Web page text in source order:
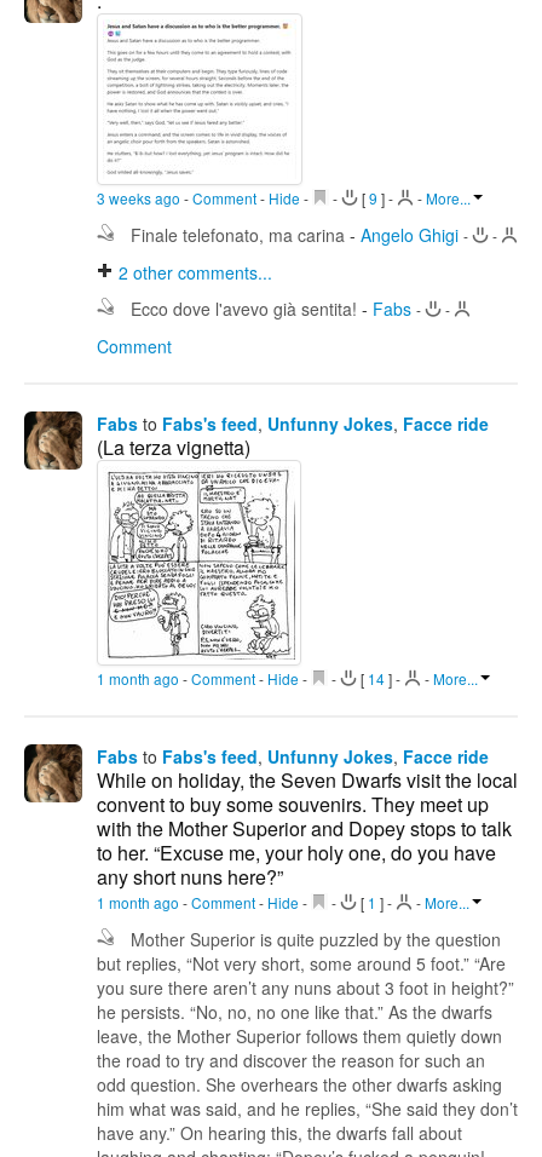
3 weeks ago -Comment- Hide - - [9 ]- -More...
Finale telefonato, ma carina - Angelo Ghigi - -
2 other comments...
Ecco dove l'avevo già sentita! - Fabs - -
Comment
Fabs to Fabs's feed, Unfunny Jokes, Facce ride
(La terza vignetta)
1 month ago -Comment- Hide - - [ 14]- -More...
Fabs to Fabs's feed, Unfunny Jokes, Facce ride
While on holiday, the Seven Dwarfs visit the local
convent to buy some souvenirs. They meet up
with the Mother Superior and Dopey stops to talk
to her. “Excuse me, your holy one, do you have
any short nuns here?”
1 month ago -Comment- Hide - - [ 1 ]- -More...
Mother Superior is quite puzzled by the question
but replies, “Not very short, some around 5 foot.” “Are
you sure there aren’t any nuns about 3 foot in height?”
he persists. “No, no, no one like that.” As the dwarfs
leave, the Mother Superior follows them quietly down
the road to try and discover the reason for such an
odd question. She overhears the other dwarfs asking
him what was said, and he replies, “She said they don’t
have any.” On hearing this, the dwarfs fall about